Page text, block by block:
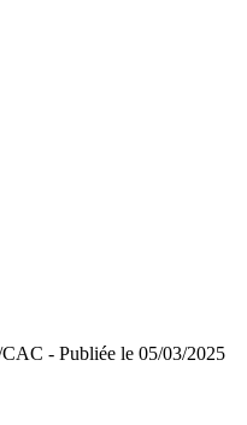
- Publiée le 05/03/2025